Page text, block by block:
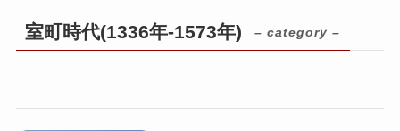
室町時代(1336年-1573年) – category –